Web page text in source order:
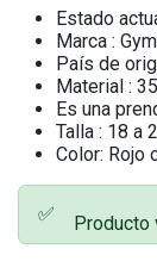
Estado
Marca :
País de
Material :
Es una
Talla : 18 a
Color: Rojo
✅ Producto